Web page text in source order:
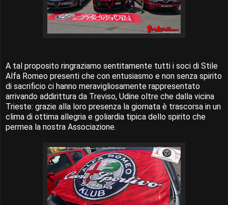
A tal proposito ringraziamo sentitamente tutti i soci di Stile
Alfa Romeo presenti che con entusiasmo e non senza spirito
di sacrificio ci hanno meravigliosamente rappresentato
arrivando addirittura da Treviso, Udine oltre che dalla vicina
Trieste: grazie alla loro presenza la giornata è trascorsa in un
clima di ottima allegria e goliardia tipica dello spirito che
permea la nostra Associazione.